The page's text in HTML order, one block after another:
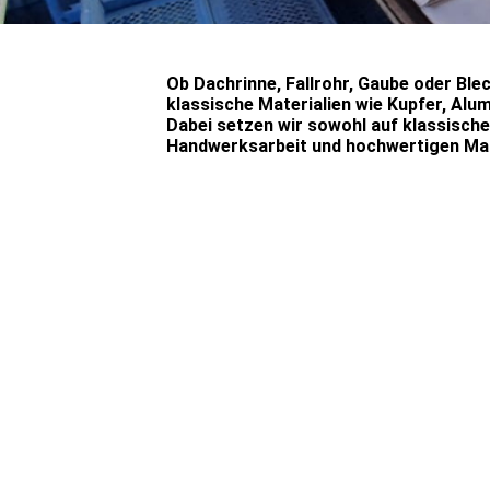
Ob Dachrinne, Fallrohr, Gaube oder
klassische Materialien wie Kupfer,
Dabei setzen wir sowohl auf
Handwerksarbeit und hochwertigen